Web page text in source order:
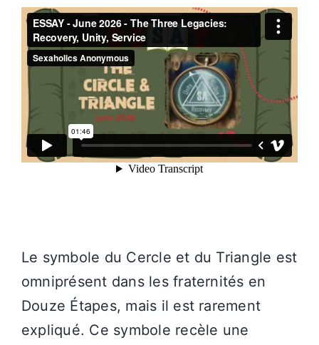
Le symbole du Cercle et du Triangle est
omniprésent dans les fraternités en
Douze Étapes, mais il est rarement
expliqué. Ce symbole recèle une